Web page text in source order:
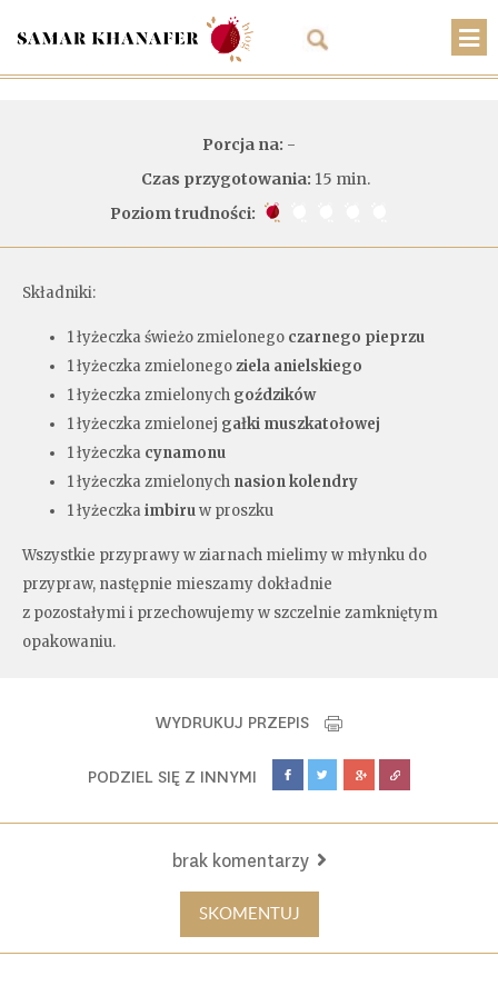
Przepisy
Artykuły
Sklep
Koszyk
PLN
Porcja na: -
Czas przygotowania: 15 min.
Poziom trudności:
Składniki:
1 łyżeczka świeżo zmielonego czarnego pieprzu
1 łyżeczka zmielonegoziela anielskiego
1 łyżeczka zmielonych goździków
1 łyżeczka zmielonej gałki muszkatołowej
1 łyżeczka cynamonu
1 łyżeczka zmielonych nasion kolendry
1 łyżeczkaimbiruw proszku
Wszystkie przyprawy w ziarnach mielimy w młynku do
przypraw, następnie mieszamy dokładnie
z pozostałymi i przechowujemy w szczelnie zamkniętym
opakowaniu.
WYDRUKUJ PRZEPIS
PODZIEL SIĘ Z INNYMI
brak komentarzy
SKOMENTUJ